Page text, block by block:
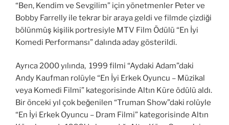
“Ben, Kendim ve Sevgilim” için yönetmenler Peter ve
Bobby Farrelly ile tekrar bir araya geldi ve filmde çizdiği
bölünmüş kişilik portresiyle MTV Film Ödülü “En İyi
Komedi Performansı” dalında aday gösterildi.
Ayrıca 2000 yılında, 1999 filmi “Aydaki Adam”daki
Andy Kaufman rolüyle “En İyi Erkek Oyuncu – Müzikal
veya Komedi Filmi” kategorisinde Altın Küre ödülü aldı.
Bir önceki yıl çok beğenilen “Truman Show”daki rolüyle
“En İyi Erkek Oyuncu – Dram Filmi” kategorisinde Altın